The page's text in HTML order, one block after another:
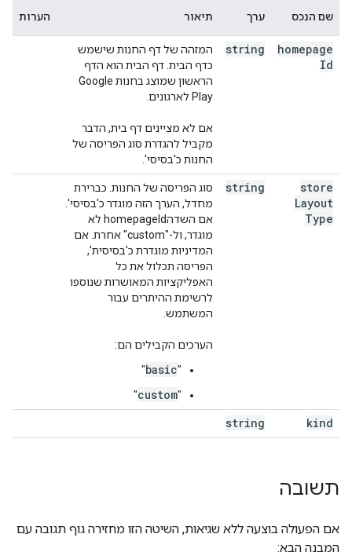
שם הנכס ערך תיאור הערות
homepage
Id
string
המזהה של דף החנות שישמש
כדף הבית. דף הבית הוא הדף
הראשון שמוצג בחנות Google
Play לארגונים.
אם לא מציינים דף בית, הדבר
מקביל להגדרת סוג הפריסה של
החנות כ'בסיסי'.
store
Layout
Type
string
סוג הפריסה של החנות. כברירת
מחדל, הערך הזה מוגדר כ'בסיסי'.
אם השדהhomepageId לא
מוגדר, ול-"custom" אחרת. אם
המדיניות מוגדרת כ'בסיסית',
הפריסה תכלול את כל
האפליקציות המאושרות שנוספו
לרשימת ההיתרים עבור
המשתמש.
הערכים הקבילים הם:
"
basic
"
"
custom
"
kind
string
תשובה
אם הפעולה בוצעה ללא שגיאות, השיטה הזו מחזירה גוף תגובה עם
המבנה הבא: